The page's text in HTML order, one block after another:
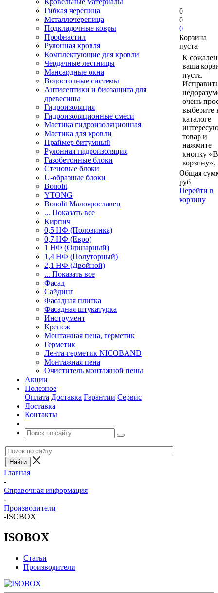
Кровельные материалы
Гибкая черепица
Металлочерепица
Подкладочные ковры
Профнастил
Рулонная кровля
Комплектующие для кровли
Чердачные лестницы
Мансардные окна
Водосточные системы
Антисептики и биозащита для
древесины
Гидроизоляция
Гидроизоляционные смеси
Мастика гидроизоляционная
Мастика для кровли
Праймер битумный
Рулонная гидроизоляция
Газобетонные блоки
Стеновые блоки
U-образные блоки
Bonolit
YTONG
Bonolit Малоярославец
... Показать все
Кирпич
0,5 НФ (Половинка)
0,7 НФ (Евро)
1 НФ (Одинарный)
1,4 НФ (Полуторный)
2,1 НФ (Двойной)
... Показать все
Фасад
Сайдинг
Фасадная плитка
Фасадная штукатурка
Инструмент
Крепеж
Монтажная пена, герметик
Герметик
Лента-герметик NICOBAND
Монтажная пена
Очиститель монтажной пены
Акции
Полезное
Оплата Доставка Гарантии Сервис
Доставка
Контакты
0
0
0
Корзина
пуста
К
ваша
пуста.
очень
выберите
каталоге
товар и
нажмите
кнопку «В
корзину».
Общая
руб.
Перейти в
корзину
Главная
-
Справочная информация
-
Производители
-ISOBOX
ISOBOX
Статьи
Производители